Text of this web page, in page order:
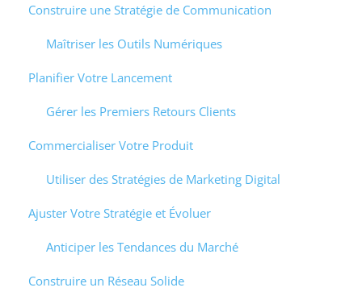
Construire une Stratégie de Communication
Maîtriser les Outils Numériques
Planifier Votre Lancement
Gérer les Premiers Retours Clients
Commercialiser Votre Produit
Utiliser des Stratégies de Marketing Digital
Ajuster Votre Stratégie et Évoluer
Anticiper les Tendances du Marché
Construire un Réseau Solide